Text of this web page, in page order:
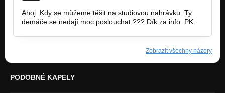
Ahoj. Kdy se můžeme těšit na studiovou nahrávku. Ty
demáče se nedají moc poslouchat ??? Dík za info. PK
Zobrazit všechny názory
PODOBNÉ KAPELY